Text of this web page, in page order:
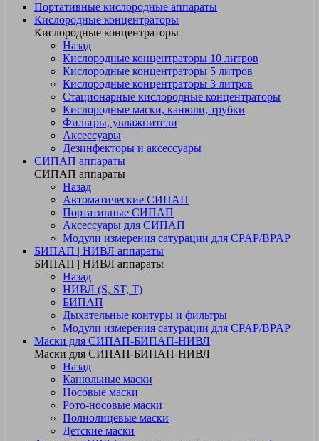
Портативные кислородные аппараты
Кислородные концентраторы
Кислородные концентраторы
Назад
Кислородные концентраторы 10 литров
Кислородные концентраторы 5 литров
Кислородные концентраторы 3 литров
Стационарные кислородные концентраторы
Кислородные маски, канюли, трубки
Фильтры, увлажнители
Аксессуары
Дезинфекторы и аксессуары
СИПАП аппараты
СИПАП аппараты
Назад
Автоматические СИПАП
Портативные СИПАП
Аксессуары для СИПАП
Модули измерения сатурации для CPAP/BPAP
БИПАП | НИВЛ аппараты
БИПАП | НИВЛ аппараты
Назад
НИВЛ (S, ST, T)
БИПАП
Дыхательные контуры и фильтры
Модули измерения сатурации для CPAP/BPAP
Маски для СИПАП-БИПАП-НИВЛ
Маски для СИПАП-БИПАП-НИВЛ
Назад
Канюльные маски
Носовые маски
Рото-носовые маски
Полнолицевые маски
Детские маски